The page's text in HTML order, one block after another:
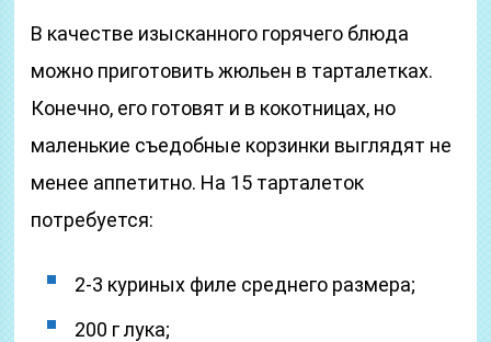
В качестве изысканного горячего блюда
можно приготовить жюльен в тарталетках.
Конечно, его готовят и в кокотницах, но
маленькие съедобные корзинки выглядят не
менее аппетитно. На 15 тарталеток
потребуется:
2-3 куриных филе среднего размера;
200 г лука;